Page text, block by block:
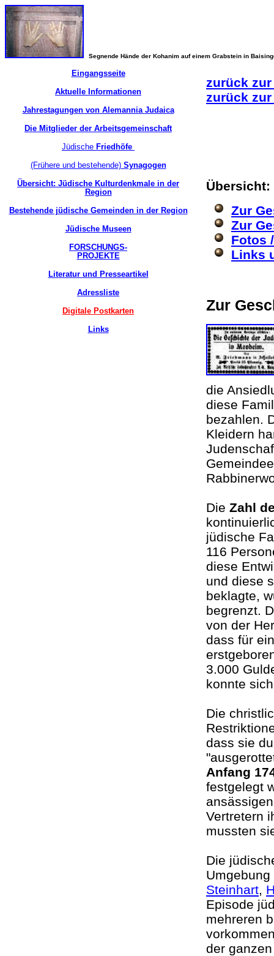
Segnende Hände der Kohanim auf einem Grabstein in
Eingangsseite
Aktuelle Informationen
Jahrestagungen von Alemannia Judaica
Die Mitglieder der Arbeitsgemeinschaft
Jüdische Friedhöfe
(Frühere und bestehende)Synagogen
Übersicht: Jüdische Kulturdenkmale in der
Region
Bestehende jüdische Gemeinden in der Region
Jüdische Museen
FORSCHUNGS-
PROJEKTE
Literatur und Presseartikel
Adressliste
Digitale Postkarten
Links
zurück
zurück
Zur
Zur
Fotos
Links
Zur
die
diese
bezahlen.
Kleidern
Die Zahl
jüdische
116
diese
und diese
beklagte,
begrenzt.
von der
dass für
3.000
konnte
Die
dass sie
Anfang
festgelegt
Vertretern
mussten
Die
Steinhart,
Episode
mehreren
der